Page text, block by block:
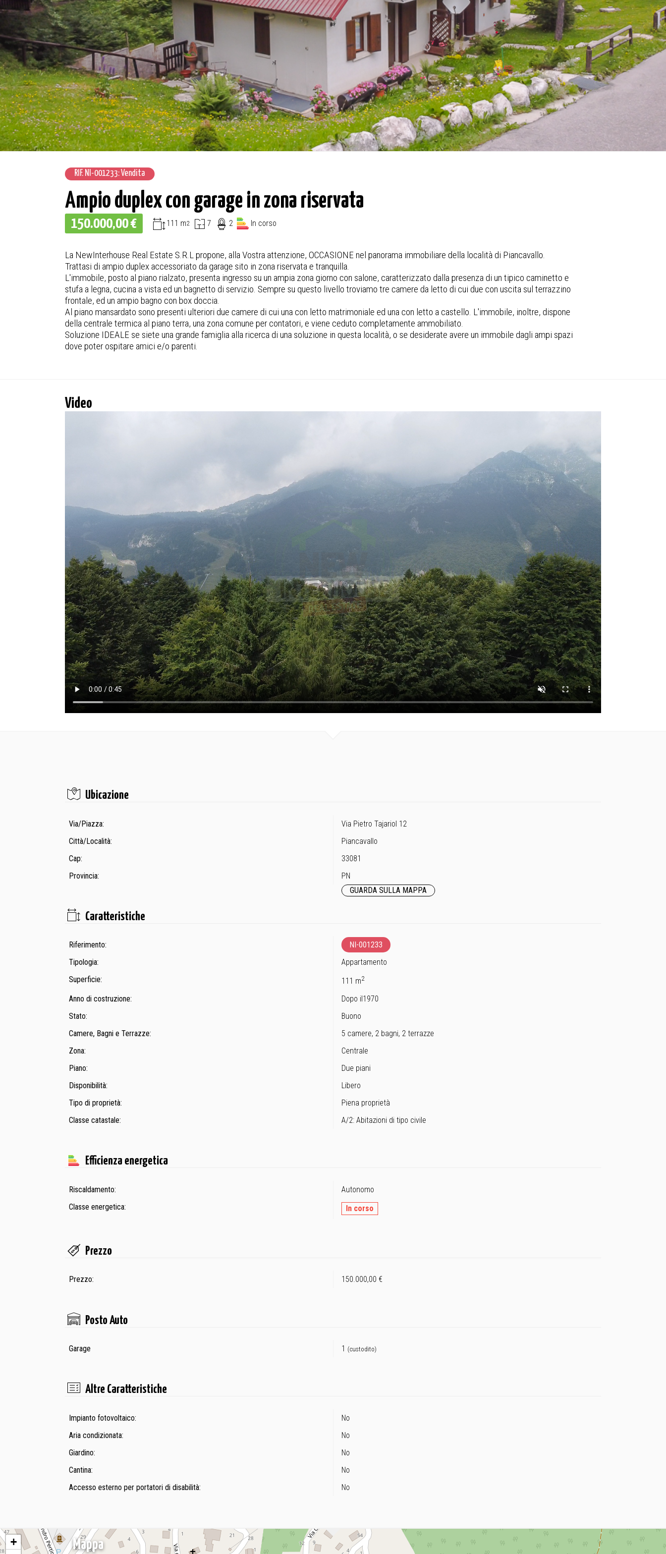
RIF. NI-001233: Vendita
Ampio duplex con garage in zona riservata
150.000,00 € 111 m2 7 2 In corso
La NewInterhouse Real Estate S.R.L propone, alla Vostra attenzione, OCCASIONE nel panorama immobiliare della località di Piancavallo.
Trattasi di ampio duplex accessoriato da garage sito in zona riservata e tranquilla.
L'immobile, posto al piano rialzato, presenta ingresso su un ampia zona giorno con salone, caratterizzato dalla presenza di un tipico caminetto e
stufa a legna, cucina a vista ed un bagnetto di servizio. Sempre su questo livello troviamo tre camere da letto di cui due con uscita sul terrazzino
frontale, ed un ampio bagno con box doccia.
Al piano mansardato sono presenti ulteriori due camere di cui una con letto matrimoniale ed una con letto a castello. L'immobile, inoltre, dispone
della centrale termica al piano terra, una zona comune per contatori, e viene ceduto completamente ammobiliato.
Soluzione IDEALE se siete una grande famiglia alla ricerca di una soluzione in questa località, o se desiderate avere un immobile dagli ampi spazi
dove poter ospitare amici e/o parenti.
Video
Ubicazione
Via/Piazza:
Via Pietro Tajariol 12
Città/Località:
Piancavallo
Cap:
33081
Provincia:
PN
GUARDA SULLA MAPPA
Caratteristiche
Riferimento:
NI-001233
Tipologia:
Appartamento
Superficie:
111 m2
Anno di costruzione:
Dopo il1970
Stato:
Buono
Camere, Bagni e Terrazze:
5 camere, 2 bagni, 2 terrazze
Zona:
Centrale
Piano:
Due piani
Disponibilità:
Libero
Tipo di proprietà:
Piena proprietà
Classe catastale:
A/2: Abitazioni di tipo civile
Efficienza energetica
Riscaldamento:
Autonomo
Classe energetica:
In corso
Prezzo
Prezzo: 150.000,00 €
Posto Auto
Garage 1 (custodito)
Altre Caratteristiche
Impianto fotovoltaico:
No
Aria condizionata:
No
Giardino:
No
Cantina:
No
Accesso esterno per portatori di disabilità:
No
Mappa
+